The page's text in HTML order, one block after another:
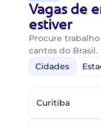
Vagas de
estiver
Procure
cantos do Brasil.
Cidades
Curitiba